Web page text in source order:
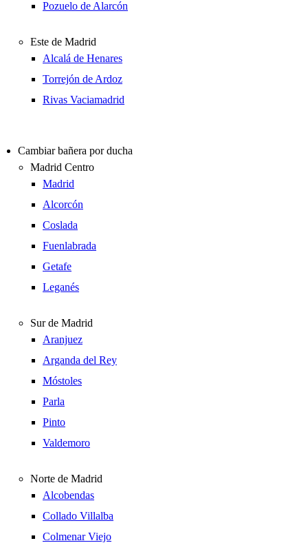
Pozuelo de Alarcón
Este de Madrid
Alcalá de Henares
Torrejón de Ardoz
Rivas Vaciamadrid
Cambiar bañera por ducha
Madrid Centro
Madrid
Alcorcón
Coslada
Fuenlabrada
Getafe
Leganés
Sur de Madrid
Aranjuez
Arganda del Rey
Móstoles
Parla
Pinto
Valdemoro
Norte de Madrid
Alcobendas
Collado Villalba
Colmenar Viejo